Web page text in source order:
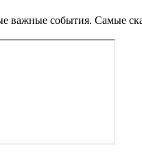
важные события. Самые